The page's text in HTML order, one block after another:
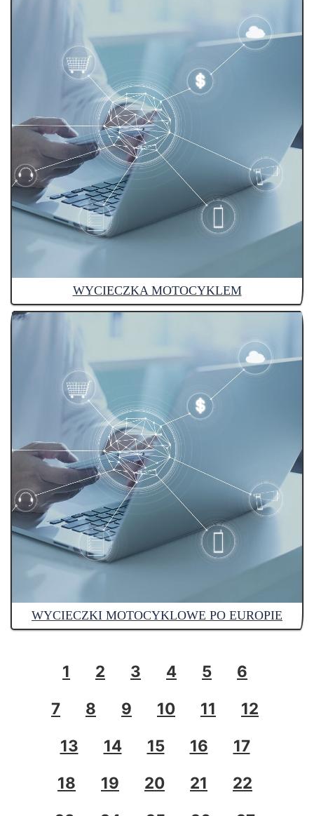
WYCIECZKA MOTOCYKLEM
WYCIECZKI MOTOCYKLOWE PO EUROPIE
1 2 3 4 5
6
7
8 9 10 11
12
13
14 15 16
17
18
19 20 21
22